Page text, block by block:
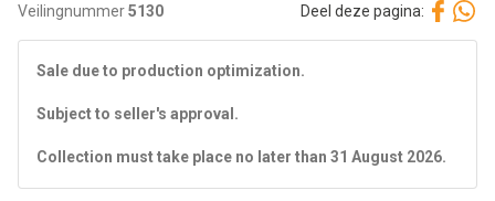
Veilingnummer5130 Deel deze pagina:
Sale due to production optimization.
Subject to seller's approval.
Collection must take place no later than 31 August 2026.